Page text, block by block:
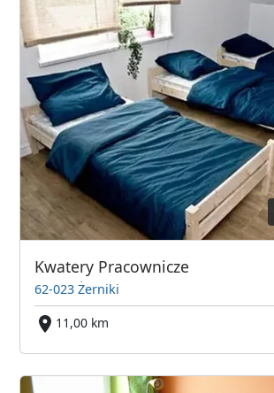
Kwatery Pracownicze
62-023 Żerniki
11,00 km